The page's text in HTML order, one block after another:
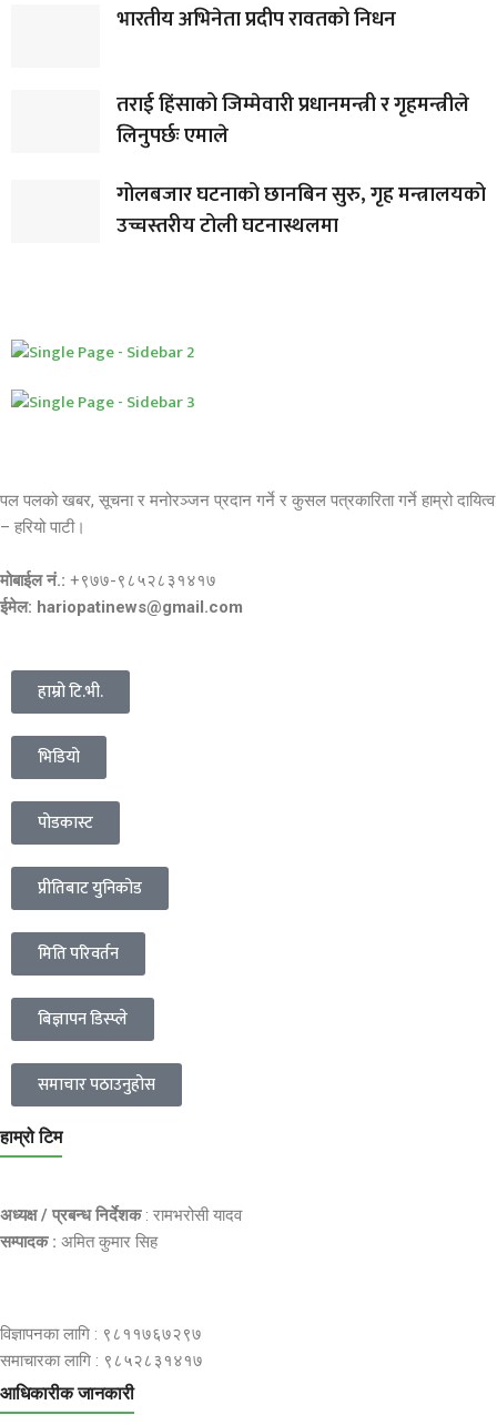
भारतीय अभिनेता प्रदीप रावतको निधन
तराई हिंसाको जिम्मेवारी प्रधानमन्त्री र गृहमन्त्रीले
लिनुपर्छः एमाले
गोलबजार घटनाको छानबिन सुरु, गृह मन्त्रालयको
उच्चस्तरीय टोली घटनास्थलमा
पल पलको खबर, सूचना र मनोरञ्जन प्रदान गर्ने र कुसल पत्रकारिता गर्ने हाम्रो दायित्व
– हरियो पाटी।
मोबाईल नं.: +९७७-९८५२८३१४१७
ईमेल: hariopatinews@gmail.com
हाम्रो टि.भी.
भिडियो
पोडकास्ट
प्रीतिबाट युनिकोड
मिति परिवर्तन
बिज्ञापन डिस्प्ले
समाचार पठाउनुहोस
हाम्रो टिम
अध्यक्ष / प्रबन्ध निर्देशक: रामभरोसी यादव
सम्पादक : अमित कुमार सिह
विज्ञापनका लागि : ९८११७६७२९७
समाचारका लागि : ९८५२८३१४१७
आधिकारीक जानकारी